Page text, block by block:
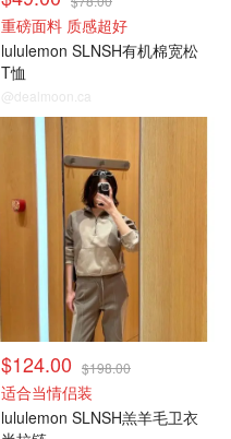
重磅面料 质感超好
lululemon SLNSH有机棉宽松
T恤
@dealmoon.ca
$124.00 $198.00
适合当情侣装
lululemon SLNSH羔羊毛卫衣